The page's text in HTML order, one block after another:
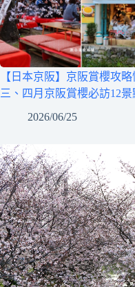
【日本京阪】京阪賞櫻攻
三、四月京阪賞櫻必訪12
2026/06/25